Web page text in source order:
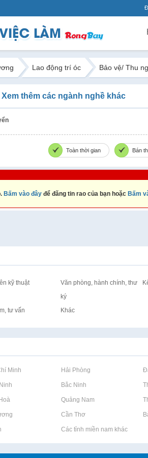
Lao động trí óc Bảo vệ/ Thu
Xem thêm các ngành nghề khác
Toàn thời gian Bán
Bấm vào đây để đăng tin rao của bạn hoặc Bấm
kỹ thuật
Văn phòng, hành chính, thư
ký
tư vấn Khác
Minh Rao vặt tại Hải Phòng Rao vặt tại
Rao vặt tại Bắc Ninh Rao vặt tại
Rao vặt tại Quảng Nam Rao vặt tại
Rao vặt tại Cần Thơ Rao vặt tại
Rao vặt tại Các tỉnh miền nam khác